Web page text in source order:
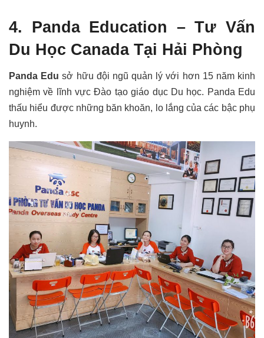
4. Panda Education – Tư Vấn
Du Học Canada Tại Hải Phòng
Panda Edu sở hữu đội ngũ quản lý với hơn 15 năm kinh
nghiệm về lĩnh vực Đào tạo giáo dục Du học. Panda Edu
thấu hiểu được những băn khoăn, lo lắng của các bậc phụ
huynh.